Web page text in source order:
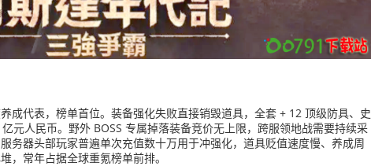
成代表，榜单首位。装备强化失败直接销毁道具，全套 + 12 顶级防具、史
元人民币。野外 BOSS 专属掉落装备竞价无上限，跨服领地战需要持续采
务器头部玩家普遍单次充值数十万用于冲强化，道具贬值速度慢、养成周
，常年占据全球重氪榜单前排。